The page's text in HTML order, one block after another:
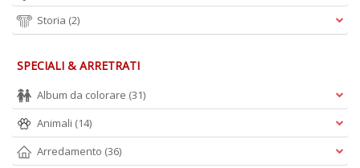
Storia (2)
SPECIALI & ARRETRATI
Album da colorare (31)
Animali (14)
Arredamento (36)